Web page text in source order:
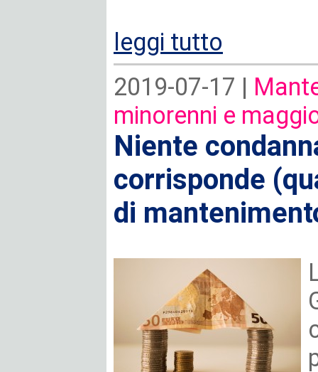
leggi tutto
2019-07-17 |
minorenni e
Niente
corrisponde
di